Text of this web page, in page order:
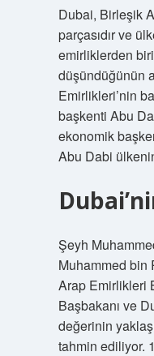
Dubai, Birleşik
parçasıdır ve
emirliklerden
düşündüğünün
Emirlikleri’nin
başkenti Abu
ekonomik
Abu Dabi
Şeyh
Muhammed bin
Arap Emirlikleri
Başbakanı ve
değerinin
tahmin ediliyor.